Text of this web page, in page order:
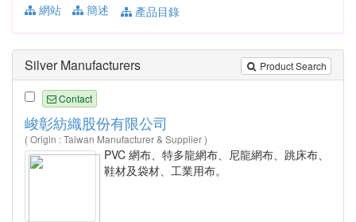
網站
簡述 產品目錄
Product Search
Silver Manufacturers
Contact
峻彰紡織股份有限公司
( Origin : Taiwan Manufacturer & Supplier )
PVC 網布、特多龍網布、尼龍網布、跳床布、
鞋材及袋材、工業用布。